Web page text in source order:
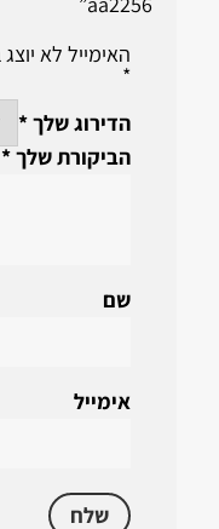
האימייל לא
*
הדירוג שלך*
הביקורת שלך*
שם
אימייל